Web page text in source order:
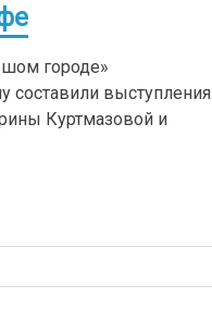
городе»
составили выступления
Куртмазовой и